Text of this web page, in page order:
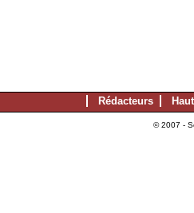
Rédacteurs
© 2007 -